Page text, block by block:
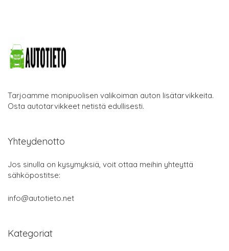
Tarjoamme monipuolisen valikoiman auton lisätarvikkeita.
Osta autotarvikkeet netistä edullisesti.
Yhteydenotto
Jos sinulla on kysymyksiä, voit ottaa meihin yhteyttä
sähköpostitse:
info@autotieto.net
Kategoriat